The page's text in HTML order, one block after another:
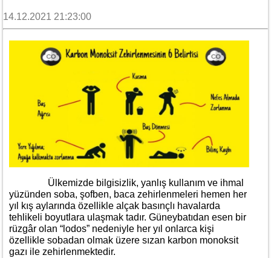
14.12.2021 21:23:00
Ülkemizde bilgisizlik, yanlış kullanım ve ihmal
yüzünden soba, şofben, baca zehirlenmeleri hemen her
yıl kış aylarında özellikle alçak basınçlı havalarda
tehlikeli boyutlara ulaşmak tadır. Güneybatıdan esen bir
rüzgâr olan “lodos” nedeniyle her yıl onlarca kişi
özellikle sobadan olmak üzere sızan karbon monoksit
gazı ile zehirlenmektedir.